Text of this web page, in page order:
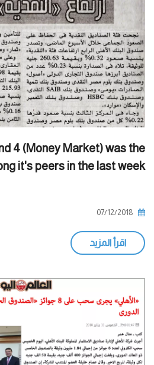
4 (Money Market) was the
it's peers in the last week
07/12/2018
اقرأ المزيد